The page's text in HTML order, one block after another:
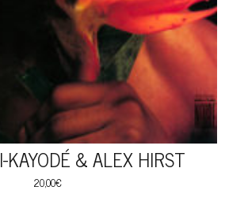
KAYODÉ & ALEX HIRST
20,00€